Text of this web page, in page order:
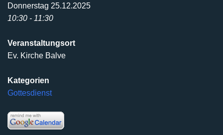
Donnerstag 25.12.2025
10:30 - 11:30
Veranstaltungsort
Ev. Kirche Balve
Kategorien
Gottesdienst